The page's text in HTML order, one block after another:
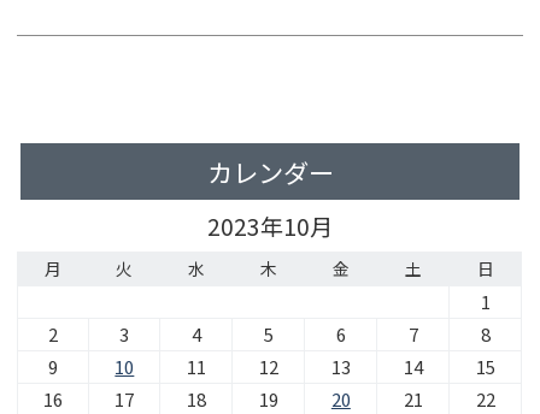
カレンダー
2023年10月
月 火 水 木 金 土 日
1
2
3 4 5 6 7
8
9
10 11 12 13 14
15
16
17 18 19 20 21
22